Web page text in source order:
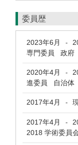
委員歴
2023年6月 -
専門委員 政府
2020年4月 -
進委員 自治体
2017年4月 -
2017年4月 -
2018 学術委